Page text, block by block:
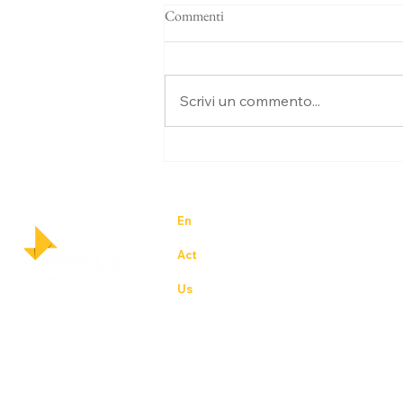
Commenti
Scrivi un commento...
En
Act
Us